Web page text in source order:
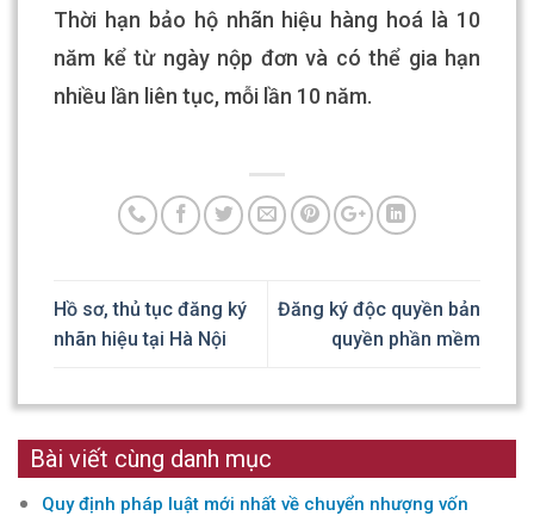
Thời hạn bảo hộ nhãn hiệu hàng hoá là 10
năm kể từ ngày nộp đơn và có thể gia hạn
nhiều lần liên tục, mỗi lần 10 năm.
Hồ sơ, thủ tục đăng ký
nhãn hiệu tại Hà Nội
Đăng ký độc quyền bản
quyền phần mềm
Bài viết cùng danh mục
Quy định pháp luật mới nhất về chuyển nhượng vốn